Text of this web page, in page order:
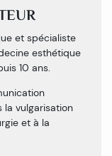
et spécialiste
esthétique
10 ans.
la vulgarisation
et à la